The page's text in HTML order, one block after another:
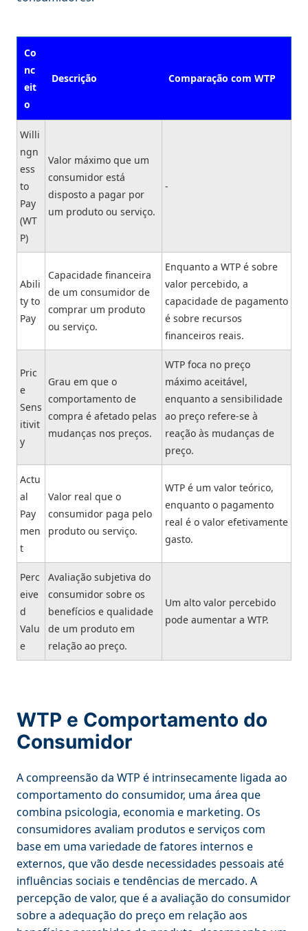
Co
nc
eit
o
Descrição Comparação com WTP
Willi
ngn
ess
to
Pay
(WT
P)
Valor máximo que um
consumidor está
disposto a pagar por
um produto ou serviço.
-
Abili
ty to
Pay
Capacidade financeira
de um consumidor de
comprar um produto
ou serviço.
Enquanto a WTP é sobre
valor percebido, a
capacidade de pagamento
é sobre recursos
financeiros reais.
Pric
e
Sens
itivit
y
Grau em que o
comportamento de
compra é afetado pelas
mudanças nos preços.
WTP foca no preço
máximo aceitável,
enquanto a sensibilidade
ao preço refere-se à
reação às mudanças de
preço.
Actu
al
Pay
men
t
Valor real que o
consumidor paga pelo
produto ou serviço.
WTP é um valor teórico,
enquanto o pagamento
real é o valor efetivamente
gasto.
Perc
eive
d
Valu
e
Avaliação subjetiva do
consumidor sobre os
benefícios e qualidade
de um produto em
relação ao preço.
Um alto valor percebido
pode aumentar a WTP.
WTP e Comportamento do
Consumidor
A compreensão da WTP é intrinsecamente ligada ao
comportamento do consumidor, uma área que
combina psicologia, economia e marketing. Os
consumidores avaliam produtos e serviços com
base em uma variedade de fatores internos e
externos, que vão desde necessidades pessoais até
influências sociais e tendências de mercado. A
percepção de valor, que é a avaliação do consumidor
sobre a adequação do preço em relação aos